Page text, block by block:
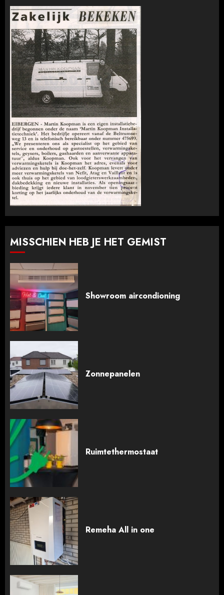
MISSCHIEN HEB JE HET GEMIST
Showroom aircondioning
Zonnepanelen
Ruimtethermostaat
Remeha All in one